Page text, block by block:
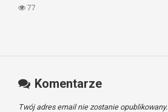
77
Komentarze
Twój adres email nie zostanie opublikowany.